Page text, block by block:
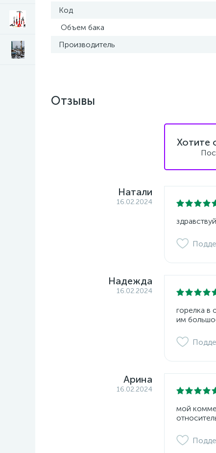
Код
Объем бака
Производитель
Отзывы
Хотите
Натали
16.02.2024
Надежда
16.02.2024
горелка в
им
Арина
16.02.2024
мой